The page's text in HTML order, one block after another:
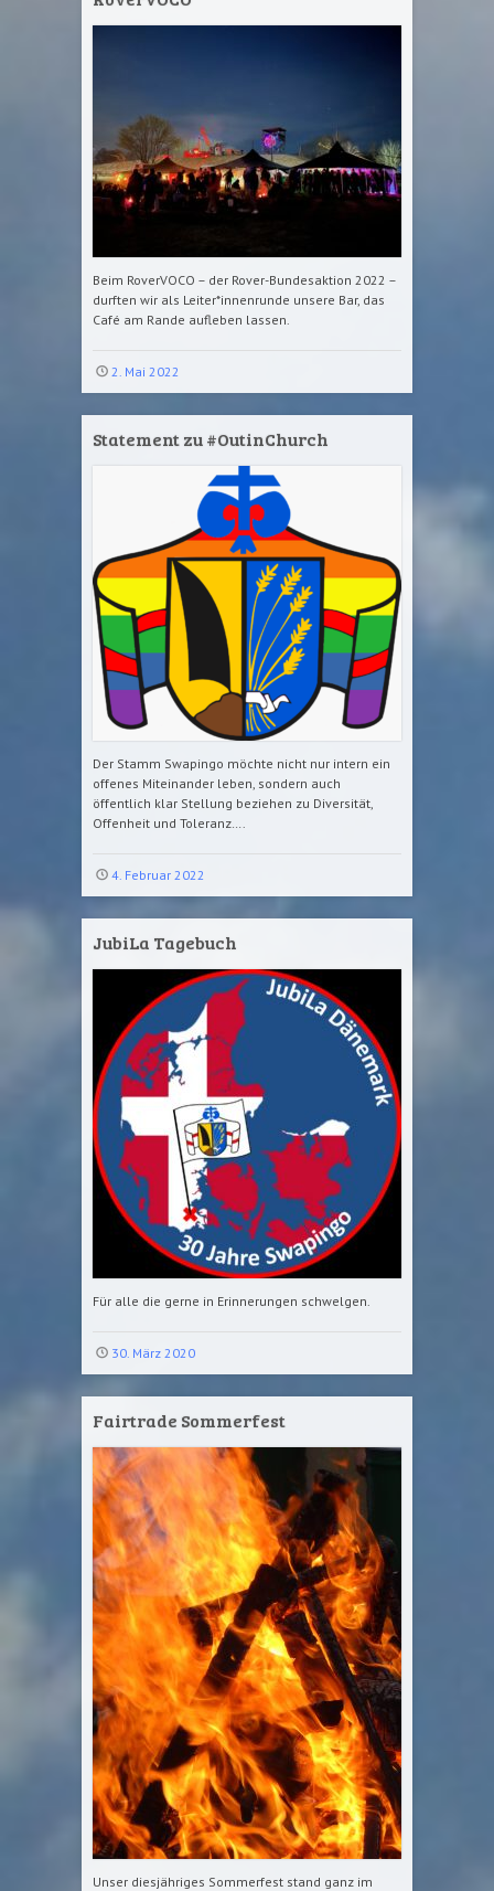
Beim RoverVOCO – der Rover-Bundesaktion 2022 –
durften wir als Leiter*innenrunde unsere Bar, das
Café am Rande aufleben lassen.
2. Mai 2022
Statement zu #OutinChurch
Der Stamm Swapingo möchte nicht nur intern ein
offenes Miteinander leben, sondern auch
öffentlich klar Stellung beziehen zu Diversität,
Offenheit und Toleranz….
4. Februar 2022
JubiLa Tagebuch
Für alle die gerne in Erinnerungen schwelgen.
30. März 2020
Fairtrade Sommerfest
Unser diesjähriges Sommerfest stand ganz im